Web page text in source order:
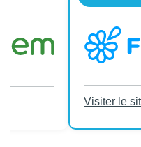
Visiter